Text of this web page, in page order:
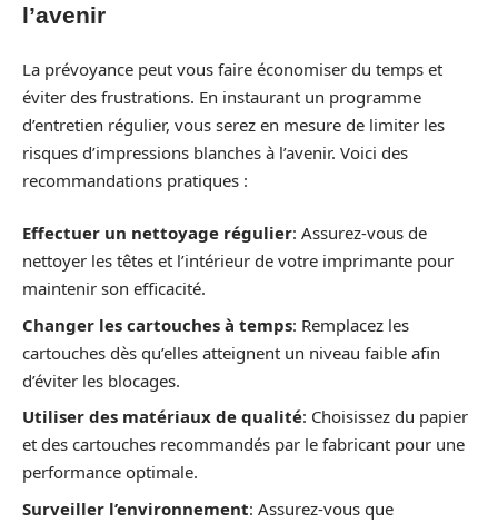
l’avenir
La prévoyance peut vous faire économiser du temps et
éviter des frustrations. En instaurant un programme
d’entretien régulier, vous serez en mesure de limiter les
risques d’impressions blanches à l’avenir. Voici des
recommandations pratiques :
Effectuer un nettoyage régulier: Assurez-vous de
nettoyer les têtes et l’intérieur de votre imprimante pour
maintenir son efficacité.
Changer les cartouches à temps: Remplacez les
cartouches dès qu’elles atteignent un niveau faible afin
d’éviter les blocages.
Utiliser des matériaux de qualité: Choisissez du papier
et des cartouches recommandés par le fabricant pour une
performance optimale.
Surveiller l’environnement: Assurez-vous que